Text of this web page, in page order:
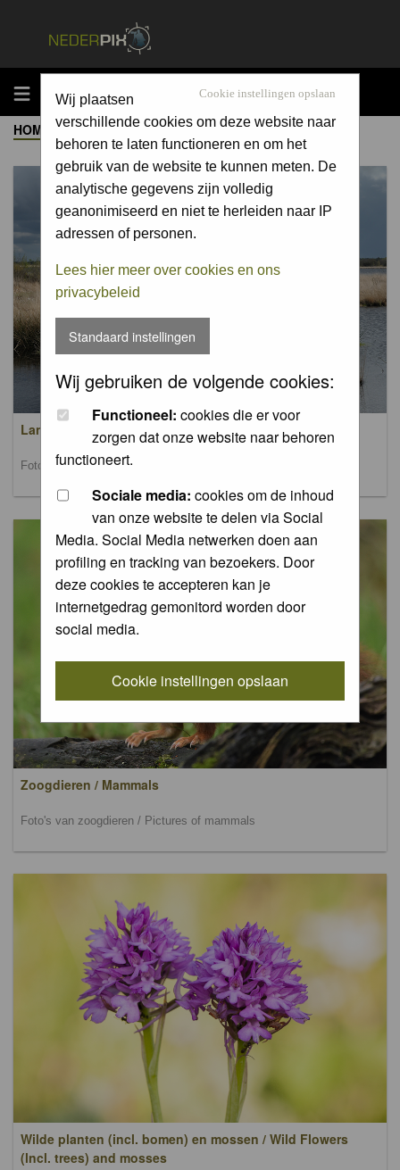
MENU Cookie instellingen opslaan
Wij plaatsen
verschillende cookies om deze website naar
behoren te laten functioneren en om het
gebruik van de website te kunnen meten. De
analytische gegevens zijn volledig
geanonimiseerd en niet te herleiden naar IP
adressen of personen.
Lees hier meer over cookies en ons
privacybeleid
Standaard instellingen
Wij gebruiken de volgende cookies:
Functioneel: cookies die er voor
zorgen dat onze website naar behoren
functioneert.
Sociale media: cookies om de inhoud
van onze website te delen via Social
Media. Social Media netwerken doen aan
profiling en tracking van bezoekers. Door
deze cookies te accepteren kan je
internetgedrag gemonitord worden door
social media.
Cookie instellingen opslaan
HOME ->ALBUM
Landschappen / Landscapes
Foto's van landschappen / Pictures of landscapes
Zoogdieren / Mammals
Foto's van zoogdieren / Pictures of mammals
Wilde planten (incl. bomen) en mossen / Wild Flowers
(lncl. trees) and mosses